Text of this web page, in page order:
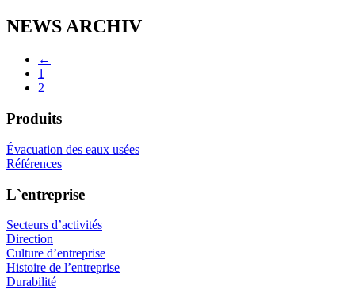
NEWS ARCHIV
←
1
2
Produits
Évacuation des eaux usées
Références
L`entreprise
Secteurs d’activités
Direction
Culture d’entreprise
Histoire de l’entreprise
Durabilité